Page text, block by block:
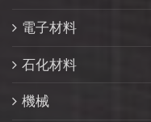
電子材料
石化材料
機械